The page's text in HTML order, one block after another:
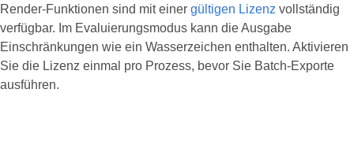
Render‑Funktionen sind mit einer gültigen Lizenz vollständig
verfügbar. Im Evaluierungsmodus kann die Ausgabe
Einschränkungen wie ein Wasserzeichen enthalten. Aktivieren
Sie die Lizenz einmal pro Prozess, bevor Sie Batch‑Exporte
ausführen.